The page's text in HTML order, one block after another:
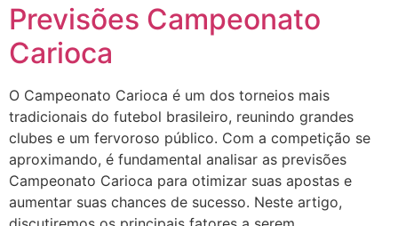
Previsões Campeonato
Carioca
O Campeonato Carioca é um dos torneios mais
tradicionais do futebol brasileiro, reunindo grandes
clubes e um fervoroso público. Com a competição se
aproximando, é fundamental analisar as previsões
Campeonato Carioca para otimizar suas apostas e
aumentar suas chances de sucesso. Neste artigo,